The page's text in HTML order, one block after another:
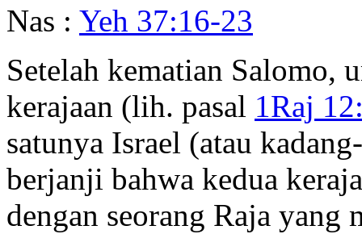
Nas : Yeh 37:16-23
Setelah kematian Salomo,
kerajaan (lih. pasal 1Raj
satunya Israel (atau
berjanji bahwa kedua
dengan seorang Raja yang